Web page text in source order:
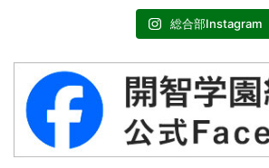
総合部Instagram